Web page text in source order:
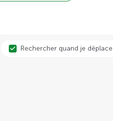
Rechercher quand je